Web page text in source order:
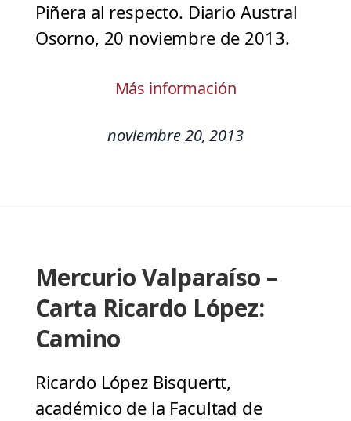
Piñera al respecto. Diario Austral
Osorno, 20 noviembre de 2013.
Más información
noviembre 20, 2013
Mercurio Valparaíso –
Carta Ricardo López:
Camino
Ricardo López Bisquertt,
académico de la Facultad de